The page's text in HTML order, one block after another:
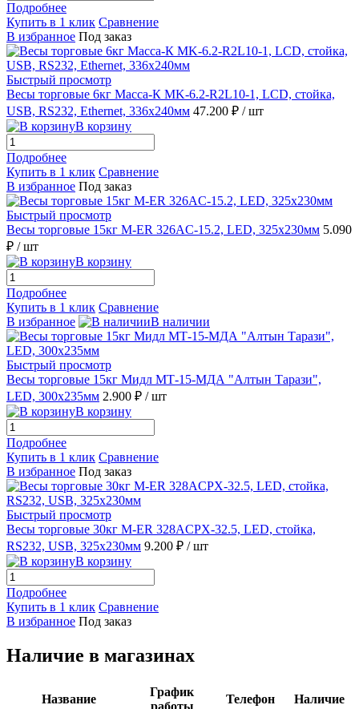
Подробнее
Купить в 1 клик Сравнение
В избранное Под заказ
Быстрый просмотр
Весы торговые 6кг Масса-К MK-6.2-R2L10-1, LCD, стойка,
USB, RS232, Ethernet, 336х240мм 47.200 ₽ / шт
В корзину
Подробнее
Купить в 1 клик Сравнение
В избранное Под заказ
Быстрый просмотр
Весы торговые 15кг M-ER 326AC-15.2, LED, 325х230мм 5.090
₽ / шт
В корзину
Подробнее
Купить в 1 клик Сравнение
В избранное
В наличии
Быстрый просмотр
Весы торговые 15кг Мидл МТ-15-МДА "Алтын Тарази",
LED, 300х235мм 2.900 ₽ / шт
В корзину
Подробнее
Купить в 1 клик Сравнение
В избранное Под заказ
Быстрый просмотр
Весы торговые 30кг M-ER 328ACPX-32.5, LED, стойка,
RS232, USB, 325x230мм 9.200 ₽ / шт
В корзину
Подробнее
Купить в 1 клик Сравнение
В избранное Под заказ
Наличие в магазинах
Название
График
работы
Телефон Наличие